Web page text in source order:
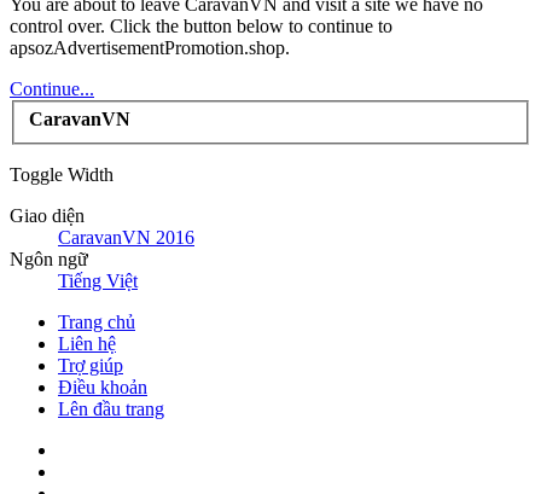
control over. Click the button below to continue to
apsozAdvertisementPromotion.shop.
Continue...
CaravanVN
Toggle Width
Giao diện
CaravanVN 2016
Ngôn ngữ
Tiếng Việt
Trang chủ
Liên hệ
Trợ giúp
Điều khoản
Lên đầu trang